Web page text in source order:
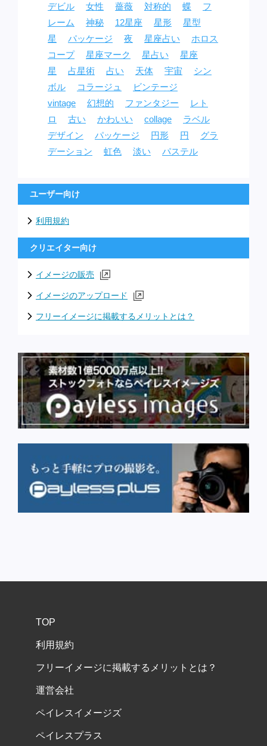
デビル
女性 薔薇 対称的 蝶
フ
レーム
神秘 12星座 星形
星型
星
パッケージ 夜 星座占い
ホロス
コープ
星座マーク 星占い
星座
星
占星術 占い 天体 宇宙
シン
ボル
コラージュ
ビンテージ
vintage
幻想的 ファンタジー
レト
ロ
古い かわいい collage
ラベル
デザイン
パッケージ 円形 円
グラ
デーション
虹色 淡い パステル
ユーザー向け
利用規約
クリエイター向け
イメージの販売
イメージのアップロード
フリーイメージに掲載するメリットとは？
TOP
利用規約
フリーイメージに掲載するメリットとは？
運営会社
ペイレスイメージズ
ペイレスプラス